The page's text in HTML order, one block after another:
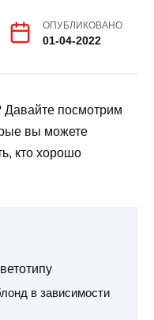
ОПУБЛИКОВАНО
01-04-2022
Давайте посмотрим
вы можете
кто хорошо
в зависимости